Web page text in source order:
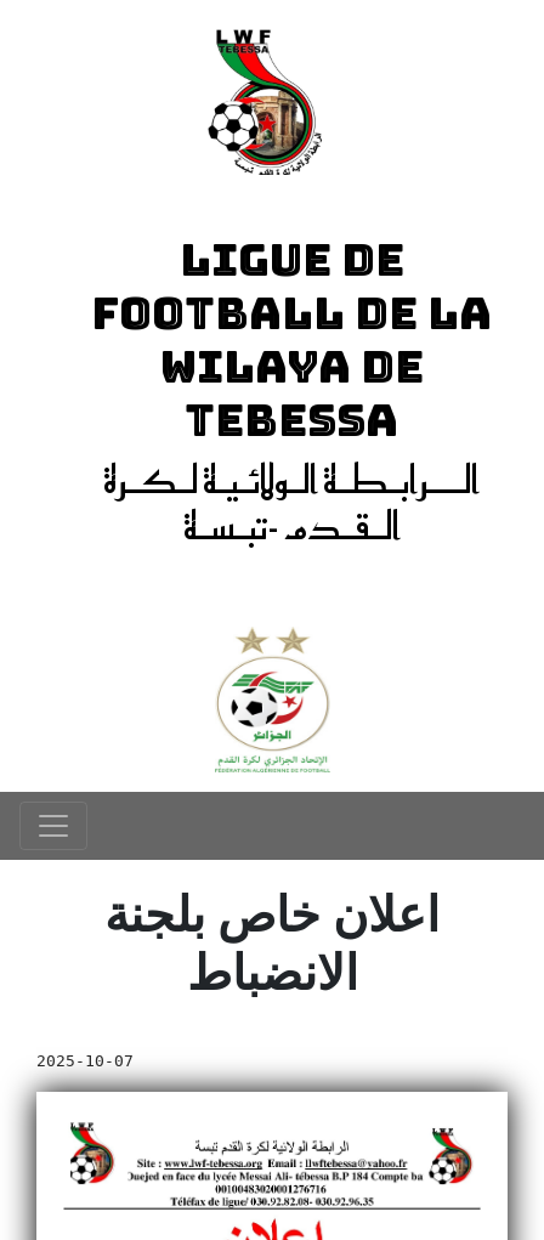
LIGUE DE
FOOTBALL DE LA
WILAYA DE
TEBESSA
الـــرابـطـة الـولائـيـة لـكـرة
الـقـدم -تبـسـة
اعلان خاص بلجنة
الانضباط
2025-10-07